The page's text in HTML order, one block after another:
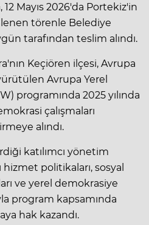
12 Mayıs 2026'da Portekiz'in
törenle Belediye
tarafından teslim alındı.
Keçiören ilçesi, Avrupa
Avrupa Yerel
programında 2025 yılında
çalışmaları
alındı.
katılımcı yönetim
hizmet politikaları, sosyal
ve yerel demokrasiye
program kapsamında
hak kazandı.